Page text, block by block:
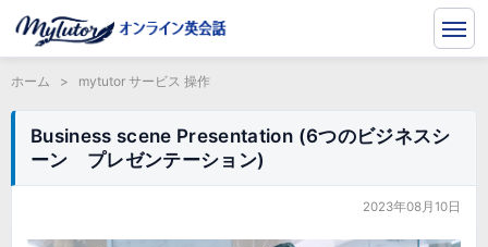
ホーム > mytutor サービス 操作
Business scene Presentation (6つのビジネスシ
ーン プレゼンテーション)
2023年08月10日